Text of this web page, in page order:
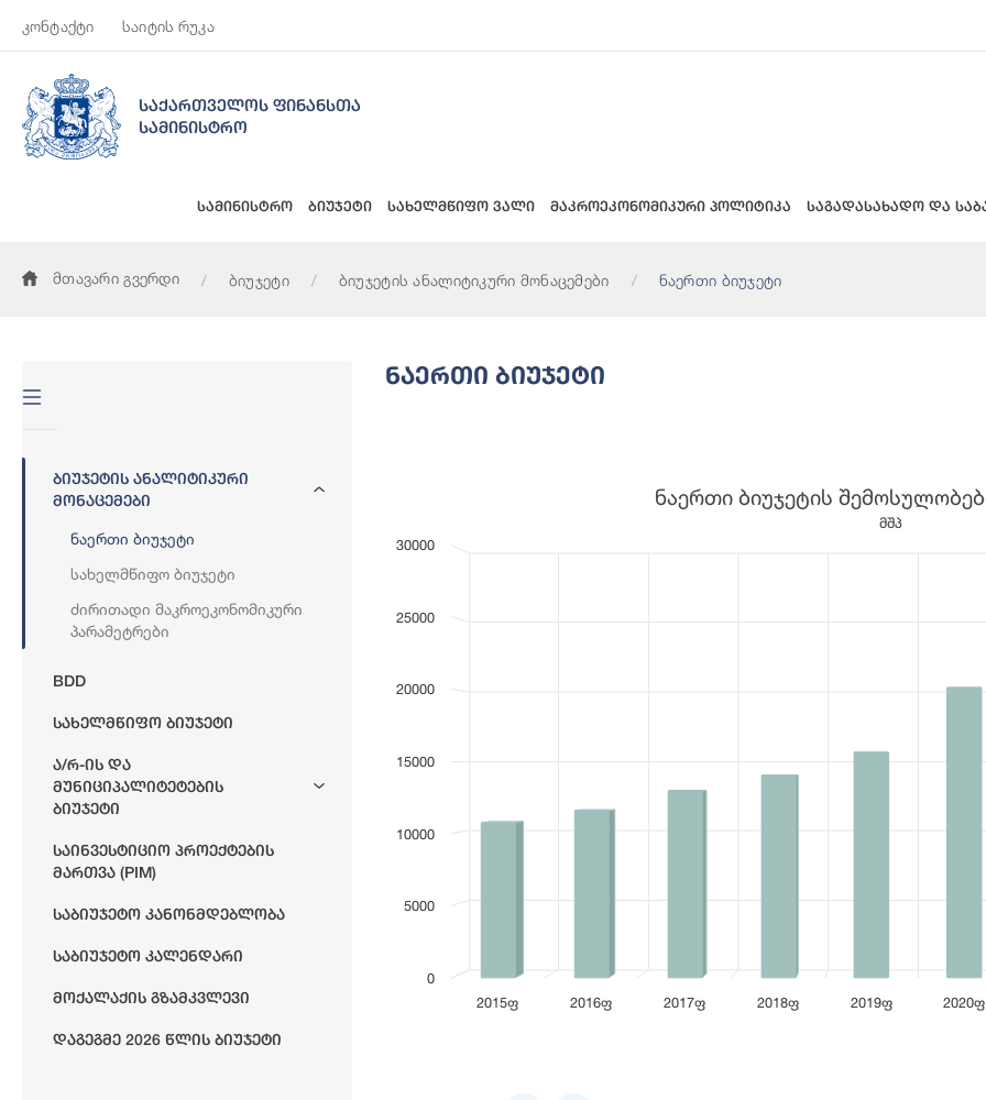
კონტაქტი საიტის რუკა
საქართველოს ფინანსთა
სამინისტრო
სამინისტრო ბიუჯეტი სახელმწიფო ვალი მაკროეკონომიკური პოლიტიკა საგადასახადო და
მთავარი გვერდი ბიუჯეტი ბიუჯეტის ანალიტიკური მონაცემები ნაერთი ბიუჯეტი
Ბიუჯეტის Ანალიტიკური
Მონაცემები
Ნაერთი Ბიუჯეტი
Სახელმწიფო Ბიუჯეტი
Ძირითადი Მაკროეკონომიკური
Პარამეტრები
BDD
Სახელმწიფო Ბიუჯეტი
Ა/რ-Ის Და
Მუნიციპალიტეტების
Ბიუჯეტი
Საინვესტიციო Პროექტების
Მართვა (PIM)
Საბიუჯეტო Კანონმდებლობა
Საბიუჯეტო Კალენდარი
Მოქალაქის Გზამკვლევი
Დაგეგმე 2026 Წლის Ბიუჯეტი
Ნაერთი Ბიუჯეტი
Ნაერთი Ბიუჯეტის Შემოსულობები (მლნ. Ლარი)
მშპ
ნაერთი ბიუჯეტის
მშპ
2015ფ 2016ფ 2017ფ 2018ფ 2019ფ 2020ფ
0
5000
10000
15000
20000
25000
30000